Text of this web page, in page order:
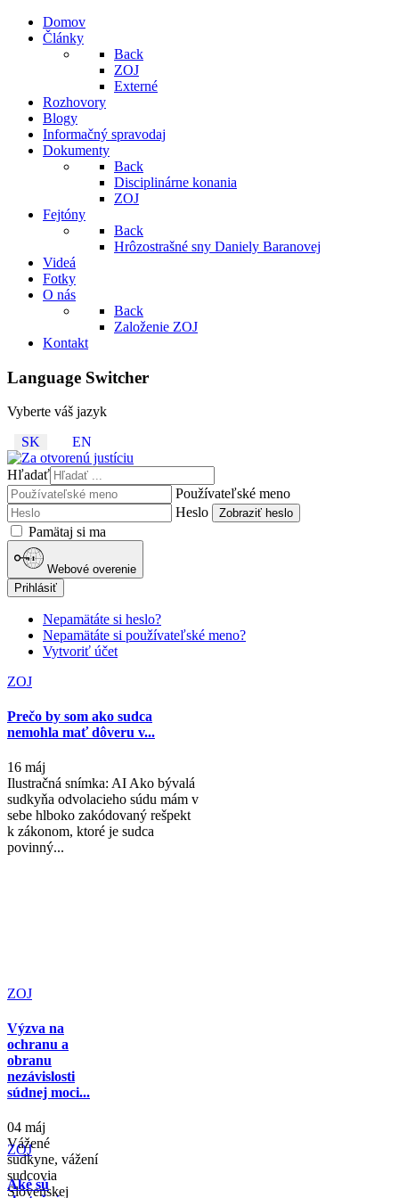
Domov
Články
Back
ZOJ
Externé
Rozhovory
Blogy
Informačný spravodaj
Dokumenty
Back
Disciplinárne konania
ZOJ
Fejtóny
Back
Hrôzostrašné sny Daniely Baranovej
Videá
Fotky
O nás
Back
Založenie ZOJ
Kontakt
Language Switcher
Vyberte váš jazyk
SK
EN
Hľadať
Používateľské meno
Heslo
Zobraziť heslo
Pamätaj si ma
Webové overenie
Prihlásiť
Nepamätáte si heslo?
Nepamätáte si používateľské meno?
Vytvoriť účet
ZOJ
Prečo by som ako sudca
nemohla mať dôveru v...
16 máj
Ilustračná snímka: AI Ako bývalá
sudkyňa odvolacieho súdu mám v
sebe hlboko zakódovaný rešpekt
k zákonom, ktoré je sudca
povinný...
ZOJ
Výzva na
ochranu a
obranu
nezávislosti
súdnej moci...
04 máj
Vážené
sudkyne, vážení
sudcovia
Slovenskej
ZOJ
Aké sú